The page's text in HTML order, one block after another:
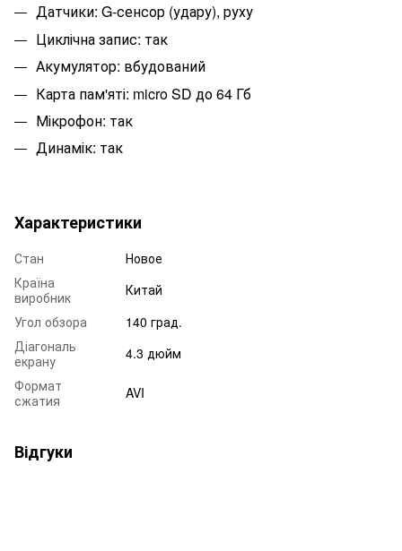
Датчики: G-сенсор (удару), руху
Циклічна запис: так
Акумулятор: вбудований
Карта пам'яті: micro SD до 64 Гб
Мікрофон: так
Динамік: так
Характеристики
Стан
Новое
Країна
виробник
Китай
Угол обзора
140 град.
Діагональ
екрану
4.3 дюйм
Формат
сжатия
AVI
Відгуки